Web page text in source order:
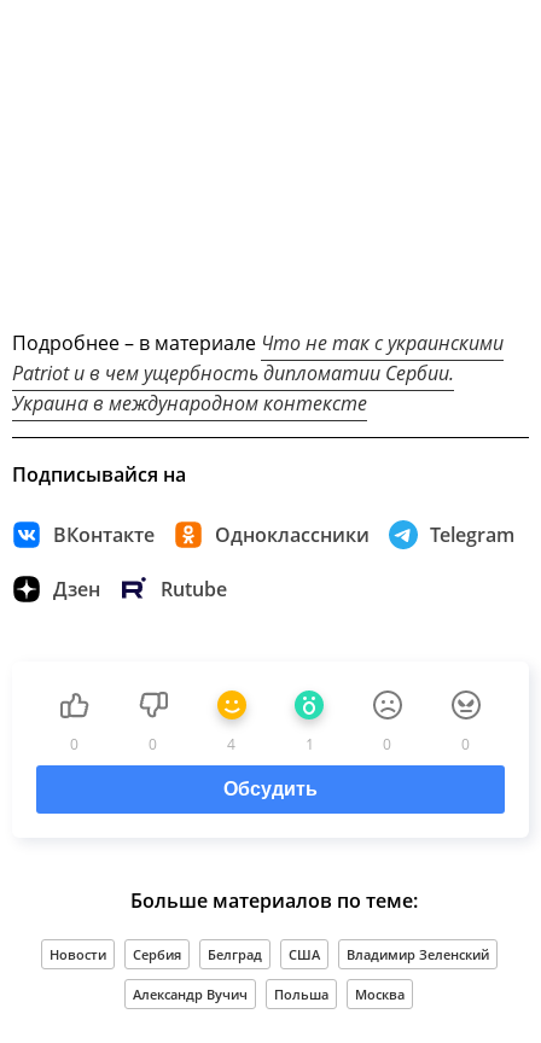
Подробнее – в материале Что не так с украинскими
Patriot и в чем ущербность дипломатии Сербии.
Украина в международном контексте
Подписывайся на
ВКонтакте Одноклассники Telegram
Дзен Rutube
0 0 4 1 0 0
Обсудить
Больше материалов по теме:
Новости Сербия Белград США Владимир Зеленский
Александр Вучич Польша Москва